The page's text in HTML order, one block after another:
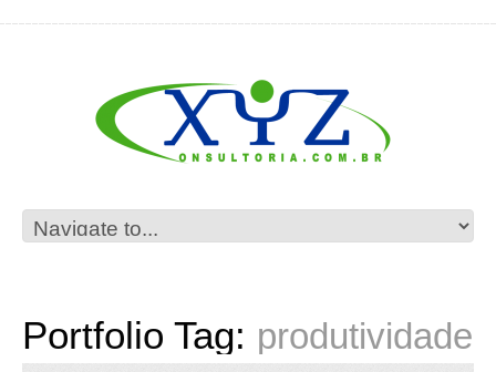
Portfolio Tag: produtividade